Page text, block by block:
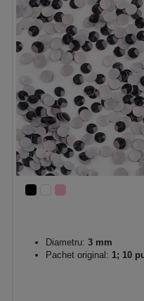
Diametru: 3 mm
Pachet original: 1; 10